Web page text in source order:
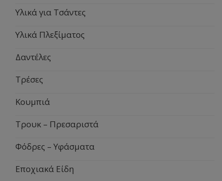
Υλικά για Τσάντες
Υλικά Πλεξίματος
Δαντέλες
Τρέσες
Κουμπιά
Τρουκ – Πρεσαριστά
Φόδρες – Υφάσματα
Εποχιακά Είδη